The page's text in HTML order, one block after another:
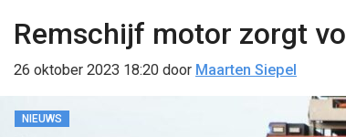
Remschijf motor zorgt
26 oktober 2023 18:20 door Maarten Siepel
NIEUWS